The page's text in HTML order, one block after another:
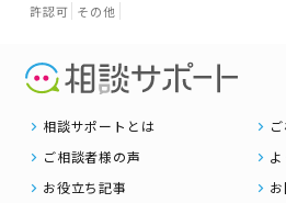
許認可 その他
相談サポートとは
ご相談者様の声
お役立ち記事